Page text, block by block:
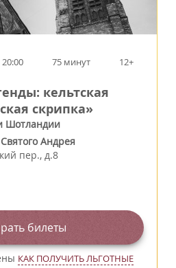
20:00 75 минут 12+
кельтская
скрипка»
Шотландии
Андрея
пер., д.8
билеты
КАК ПОЛУЧИТЬ ЛЬГОТНЫЕ